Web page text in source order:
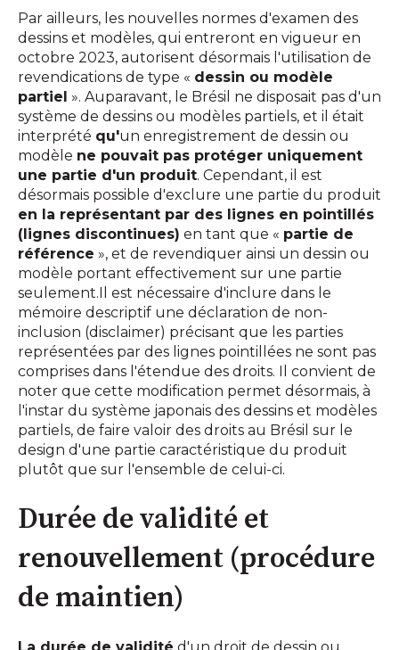
Par ailleurs, les nouvelles normes d'examen des
dessins et modèles, qui entreront en vigueur en
octobre 2023, autorisent désormais l'utilisation de
revendications de type « dessin ou modèle
partiel ». Auparavant, le Brésil ne disposait pas d'un
système de dessins ou modèles partiels, et il était
interprété qu'un enregistrement de dessin ou
modèle ne pouvait pas protéger uniquement
une partie d'un produit. Cependant, il est
désormais possible d'exclure une partie du produit
en la représentant par des lignes en pointillés
(lignes discontinues) en tant que « partie de
référence », et de revendiquer ainsi un dessin ou
modèle portant effectivement sur une partie
seulement.Il est nécessaire d'inclure dans le
mémoire descriptif une déclaration de non-
inclusion (disclaimer) précisant que les parties
représentées par des lignes pointillées ne sont pas
comprises dans l'étendue des droits. Il convient de
noter que cette modification permet désormais, à
l'instar du système japonais des dessins et modèles
partiels, de faire valoir des droits au Brésil sur le
design d'une partie caractéristique du produit
plutôt que sur l'ensemble de celui-ci.
Durée de validité et
renouvellement (procédure
de maintien)